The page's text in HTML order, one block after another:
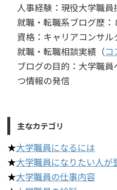
人事経験：現役大学職
就職・転職系ブログ歴：
資格：キャリアコンサル
就職・転職相談実績（コ
ブログの目的：大学職
つ情報の発信
主なカテゴリ
★大学職員になるには
★大学職員になりたい人が
★大学職員の仕事内容